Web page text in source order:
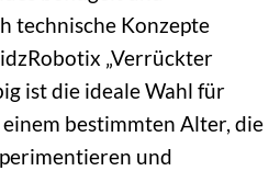
technische Konzepte
„Verrückter
ist die ideale Wahl für
bestimmten Alter, die
und